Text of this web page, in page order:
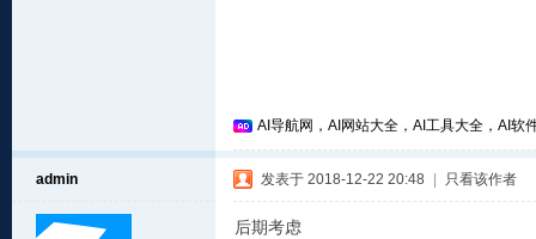
AI导航网，AI网站大全，AI工具大全，AI软
admin 发表于 2018-12-22 20:48 只看该作者
后期考虑